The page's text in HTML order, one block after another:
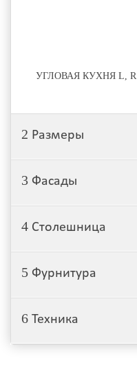
УГЛОВАЯ КУХНЯ L, R
2 Размеры
3 Фасады
4 Столешница
5 Фурнитура
6 Техника